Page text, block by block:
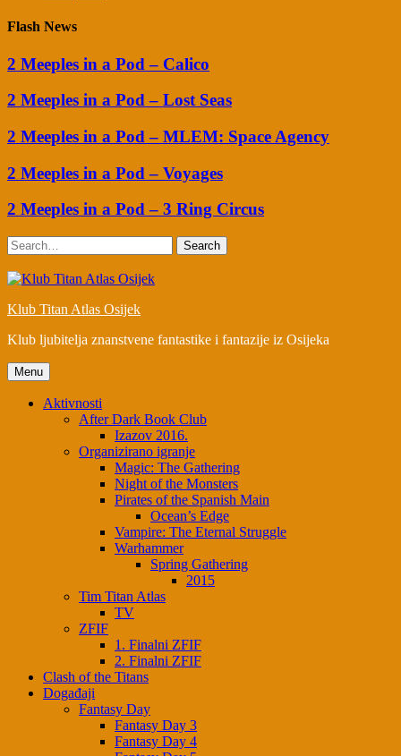
Flash News
2 Meeples in a Pod – Calico
2 Meeples in a Pod – Lost Seas
2 Meeples in a Pod – MLEM: Space Agency
2 Meeples in a Pod – Voyages
2 Meeples in a Pod – 3 Ring Circus
Search
Klub Titan Atlas Osijek
Klub ljubitelja znanstvene fantastike i fantazije iz Osijeka
Menu
Aktivnosti
After Dark Book Club
Izazov 2016.
Organizirano igranje
Magic: The Gathering
Night of the Monsters
Pirates of the Spanish Main
Ocean’s Edge
Vampire: The Eternal Struggle
Warhammer
Spring Gathering
2015
Tim Titan Atlas
TV
ZFIF
1. Finalni ZFIF
2. Finalni ZFIF
Clash of the Titans
Događaji
Fantasy Day
Fantasy Day 3
Fantasy Day 4